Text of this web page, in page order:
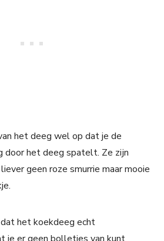
het deeg wel op dat je de
door het deeg spatelt. Ze zijn
geen roze smurrie maar mooie
het koekdeeg echt